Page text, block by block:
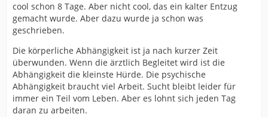
cool schon 8 Tage. Aber nicht cool, das ein kalter Entzug
gemacht wurde. Aber dazu wurde ja schon was
geschrieben.
Die körperliche Abhängigkeit ist ja nach kurzer Zeit
überwunden. Wenn die ärztlich Begleitet wird ist die
Abhängigkeit die kleinste Hürde. Die psychische
Abhängigkeit braucht viel Arbeit. Sucht bleibt leider für
immer ein Teil vom Leben. Aber es lohnt sich jeden Tag
daran zu arbeiten.